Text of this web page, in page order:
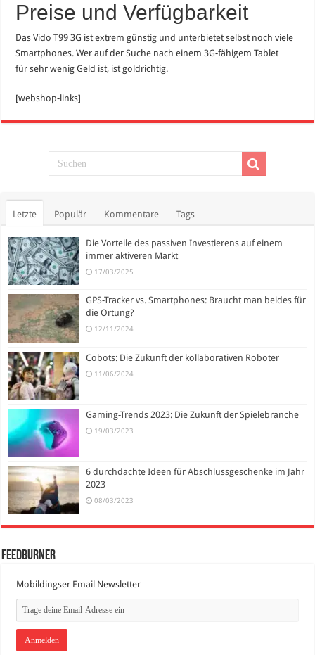
Preise und Verfügbarkeit
Das Vido T99 3G ist extrem günstig und unterbietet selbst noch viele
Smartphones. Wer auf der Suche nach einem 3G-fähigem Tablet
für sehr wenig Geld ist, ist goldrichtig.
[webshop-links]
Letzte Populär Kommentare Tags
Die Vorteile des passiven Investierens auf einem
immer aktiveren Markt
17/03/2025
GPS-Tracker vs. Smartphones: Braucht man beides für
die Ortung?
12/11/2024
Cobots: Die Zukunft der kollaborativen Roboter
11/06/2024
Gaming-Trends 2023: Die Zukunft der Spielebranche
19/03/2023
6 durchdachte Ideen für Abschlussgeschenke im Jahr
2023
08/03/2023
FeedBurner
Mobildingser Email Newsletter